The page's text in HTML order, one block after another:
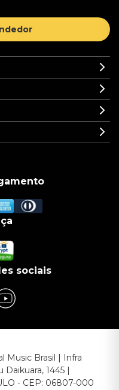
sociais
Music Brasil | Infra
1445 |
- CEP: 06807-000